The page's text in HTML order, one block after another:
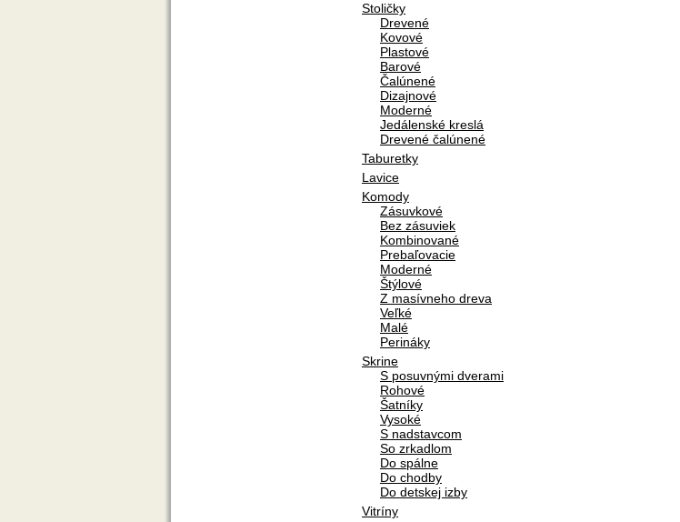
Stoličky
Drevené
Kovové
Plastové
Barové
Čalúnené
Dizajnové
Moderné
Jedálenské kreslá
Drevené čalúnené
Taburetky
Lavice
Komody
Zásuvkové
Bez zásuviek
Kombinované
Prebaľovacie
Moderné
Štýlové
Z masívneho dreva
Veľké
Malé
Perináky
Skrine
S posuvnými dverami
Rohové
Šatníky
Vysoké
S nadstavcom
So zrkadlom
Do spálne
Do chodby
Do detskej izby
Vitríny